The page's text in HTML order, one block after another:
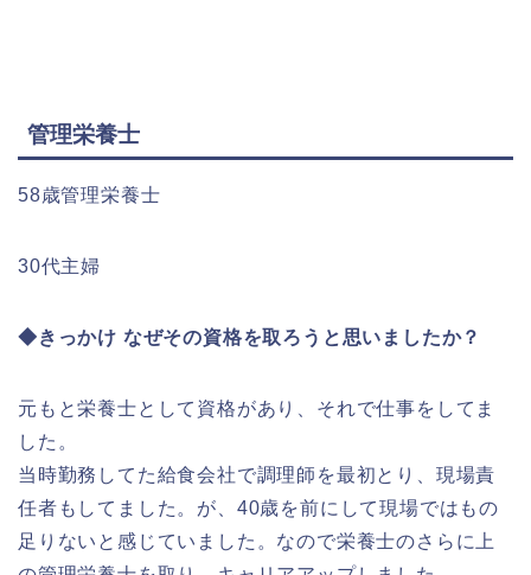
管理栄養士
58歳管理栄養士
30代主婦
◆きっかけ なぜその資格を取ろうと思いましたか？
元もと栄養士として資格があり、それで仕事をしてま
した。
当時勤務してた給食会社で調理師を最初とり、現場責
任者もしてました。が、40歳を前にして現場ではもの
足りないと感じていました。なので栄養士のさらに上